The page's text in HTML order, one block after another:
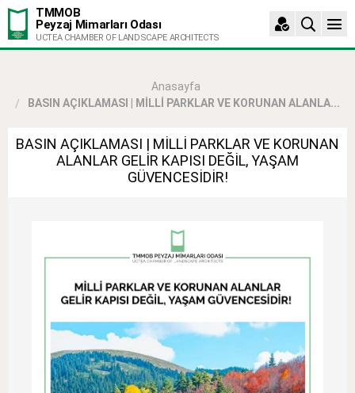
TMMOB
Peyzaj Mimarları Odası
UCTEA CHAMBER OF LANDSCAPE ARCHITECTS
Anasayfa
BASIN AÇIKLAMASI | MİLLİ PARKLAR VE KORUNAN ALANLA...
BASIN AÇIKLAMASI | MİLLİ PARKLAR VE KORUNAN
ALANLAR GELİR KAPISI DEĞİL, YAŞAM
GÜVENCESİDİR!